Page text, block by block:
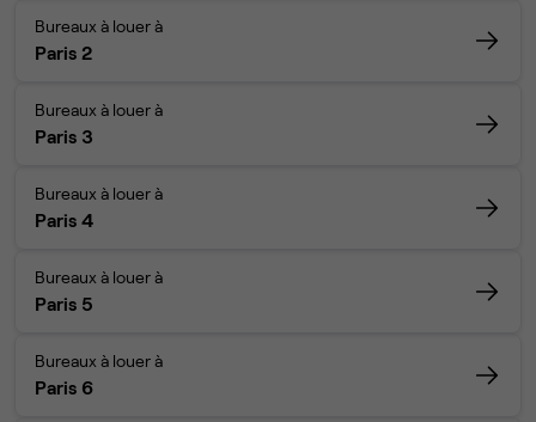
Bureaux à louer à
Paris 2
Bureaux à louer à
Paris 3
Bureaux à louer à
Paris 4
Bureaux à louer à
Paris 5
Bureaux à louer à
Paris 6